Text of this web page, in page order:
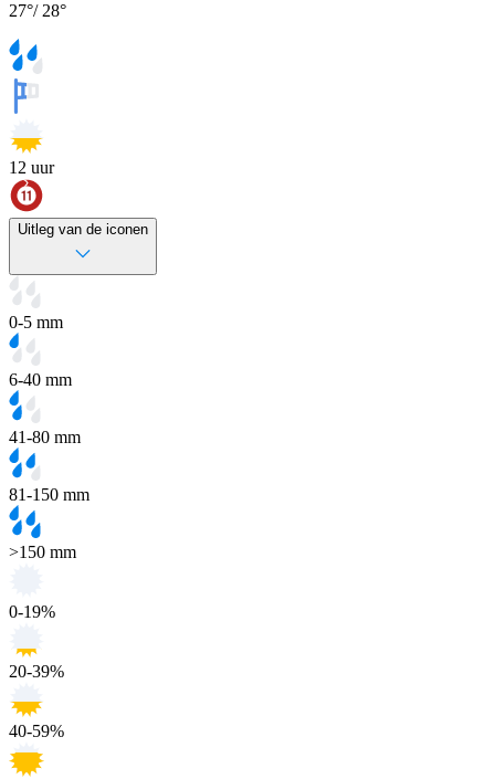
27°/ 28°
12 uur
Uitleg van de iconen
0-5 mm
6-40 mm
41-80 mm
81-150 mm
>150 mm
0-19%
20-39%
40-59%